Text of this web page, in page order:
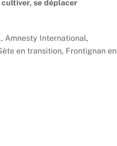
cultiver, se déplacer
Amnesty International,
en transition, Frontignan en